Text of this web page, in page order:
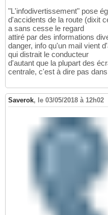
"L'infodivertissement" pose
d'accidents de la route (dixit
a sans cesse le regard
attiré par des informations
danger, info qu'un mail vient
qui distrait le conducteur
d'autant que la plupart des
centrale, c'est à dire pas
Saverok, le 03/05/2018 à 12h02